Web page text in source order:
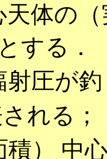
体の
とする．
射圧が
れる；
積） 中